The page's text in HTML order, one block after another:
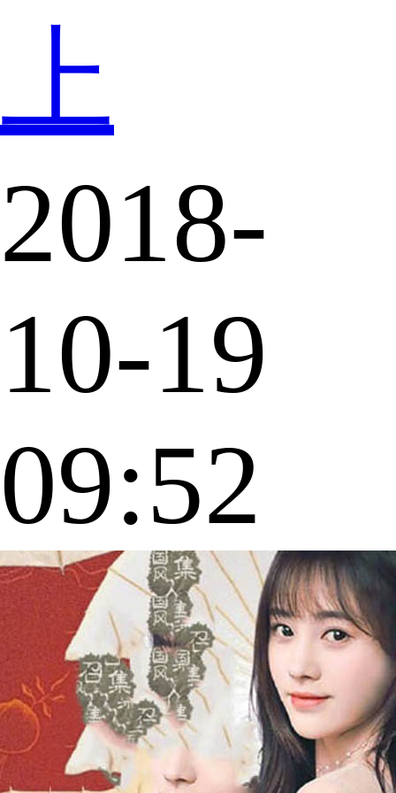
上
2018-
10-19
09:52